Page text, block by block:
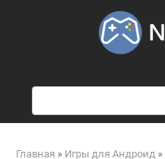
Главная » Игры для Андроид »